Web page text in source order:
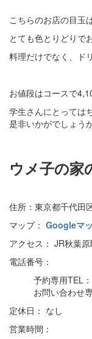
こちらのお店の目玉
とても色とりどりで
料理だけでなく、ド
お値段はコースで
学生さんにとっては
是非いかがでしょうか
ウメ子の家
住所：東京都千代田
マップ： Googleマ
アクセス： JR秋葉
電話番号：
予約専用TEL
お問い合わせ
定休日： なし
営業時間：